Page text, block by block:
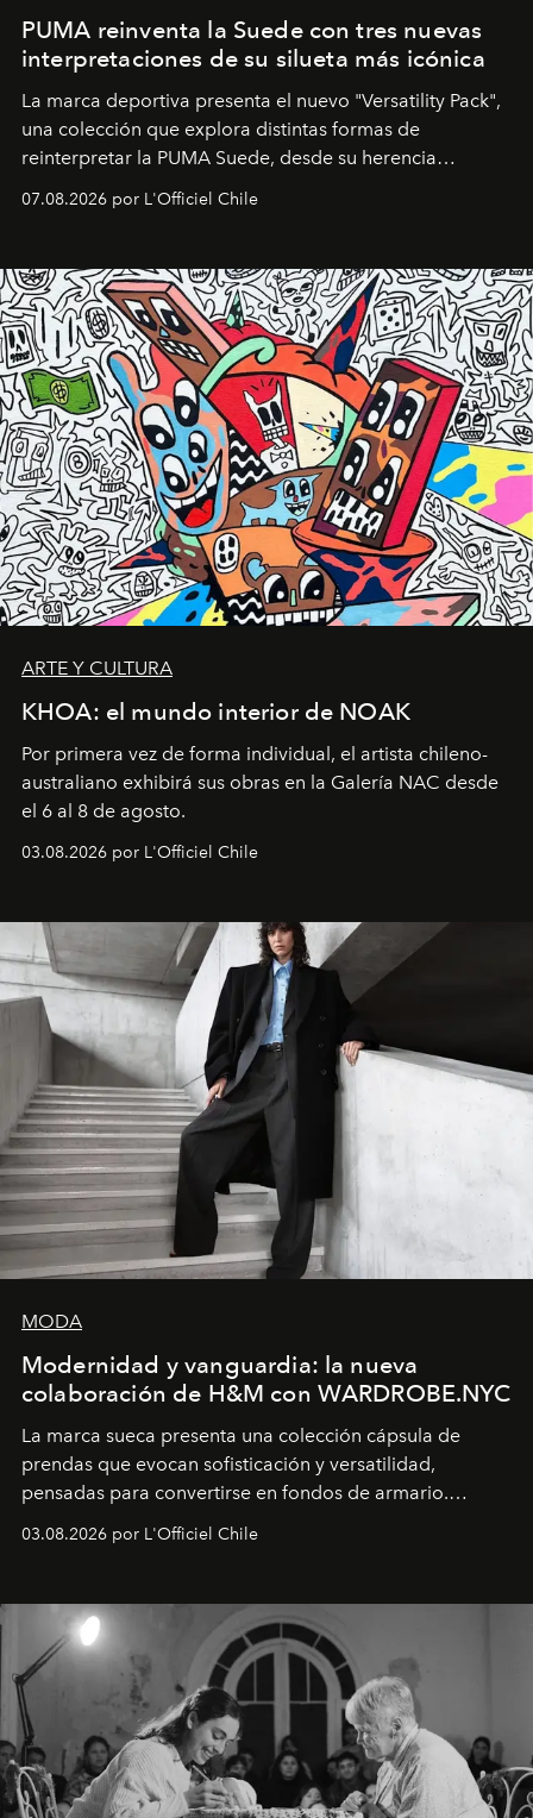
PUMA reinventa la Suede con tres nuevas
interpretaciones de su silueta más icónica
La marca deportiva presenta el nuevo "Versatility Pack",
una colección que explora distintas formas de
reinterpretar la PUMA Suede, desde su herencia
deportiva hasta una mirada moderna inspirada en el
diseño y el universo outdoor.
07.08.2026 por L'Officiel Chile
ARTE Y CULTURA
KHOA: el mundo interior de NOAK
Por primera vez de forma individual, el artista chileno-
australiano exhibirá sus obras en la Galería NAC desde
el 6 al 8 de agosto.
03.08.2026 por L'Officiel Chile
MODA
Modernidad y vanguardia: la nueva
colaboración de H&M con WARDROBE.NYC
La marca sueca presenta una colección cápsula de
prendas que evocan sofisticación y versatilidad,
pensadas para convertirse en fondos de armario.
Disponible en Chile desde el 6 de agosto.
03.08.2026 por L'Officiel Chile